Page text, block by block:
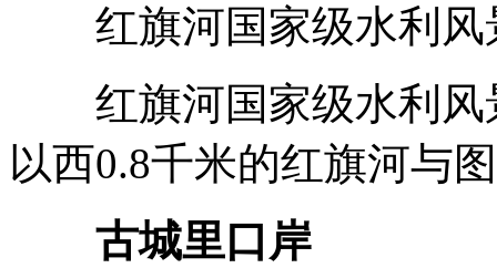
红旗河国家级水利风
红旗河国家级水利风
以西0.8千米的红旗河与
古城里口岸